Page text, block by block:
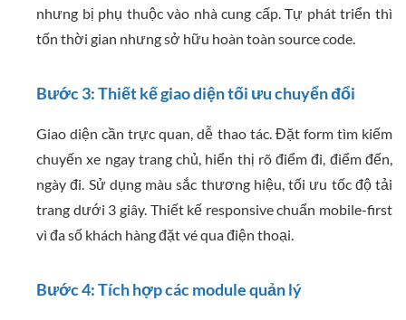
nhưng bị phụ thuộc vào nhà cung cấp. Tự phát triển thì
tốn thời gian nhưng sở hữu hoàn toàn source code.
Bước 3: Thiết kế giao diện tối ưu chuyển đổi
Giao diện cần trực quan, dễ thao tác. Đặt form tìm kiếm
chuyến xe ngay trang chủ, hiển thị rõ điểm đi, điểm đến,
ngày đi. Sử dụng màu sắc thương hiệu, tối ưu tốc độ tải
trang dưới 3 giây. Thiết kế responsive chuẩn mobile-first
vì đa số khách hàng đặt vé qua điện thoại.
Bước 4: Tích hợp các module quản lý